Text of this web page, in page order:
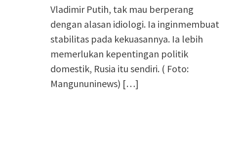
Vladimir Putih, tak mau berperang
dengan alasan idiologi. Ia inginmembuat
stabilitas pada kekuasannya. Ia lebih
memerlukan kepentingan politik
domestik, Rusia itu sendiri. ( Foto:
Mangununinews) […]